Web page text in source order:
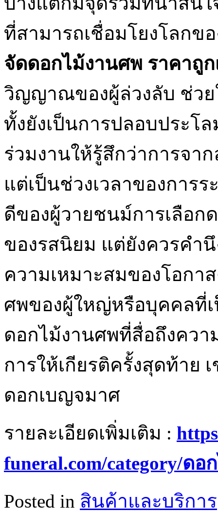
ที่สามารถเชื่อมโยงโลกข
จัดดอกไม้งานศพ ราคาถูก
วิญญาณของผู้ล่วงลับ ช่วย
ทั้งยังเป็นการปลอบประโ
ร่วมงานให้รู้สึกว่าการจา
แต่เป็นช่วงเวลาของการ
ดีของผู้วายชนม์การเลือก
ของรสนิยม แต่ยังควรคำ
ความเหมาะสมของโอกา
ศพของผู้ใหญ่หรือบุคคลที่เ
ดอกไม้งานศพที่สื่อถึงควา
การให้เกียรติครั้งสุดท้าย
ดอกเบญจมาศ
รายละเอียดเพิ่มเติม :
funeral.com/category/ดอ
Posted in สินค้าและบริการ